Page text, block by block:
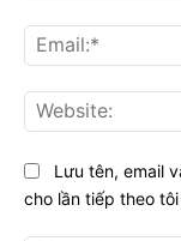
Lưu tên, email
cho lần tiếp theo